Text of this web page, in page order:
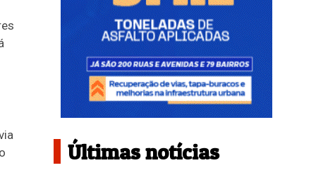
Últimas notícias